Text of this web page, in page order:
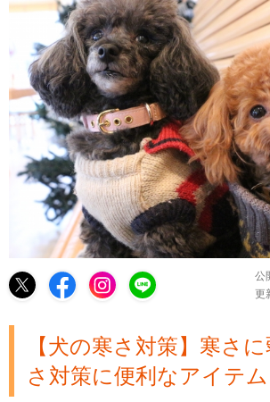
公
更
【犬の寒さ対策】寒さ
さ対策に便利なアイテ